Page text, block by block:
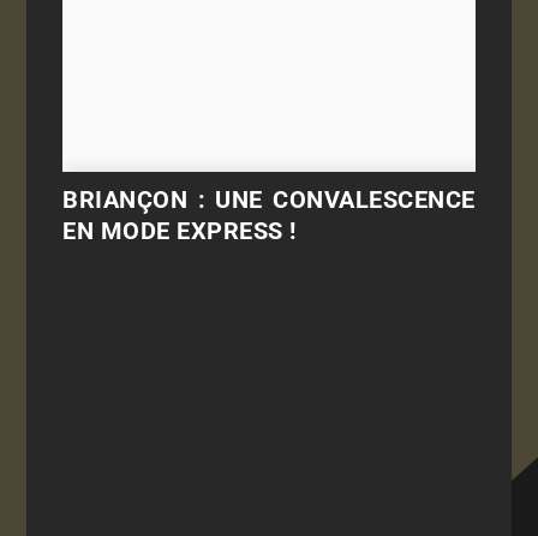
BRIANÇON : UNE CONVALESCENCE
EN MODE EXPRESS !